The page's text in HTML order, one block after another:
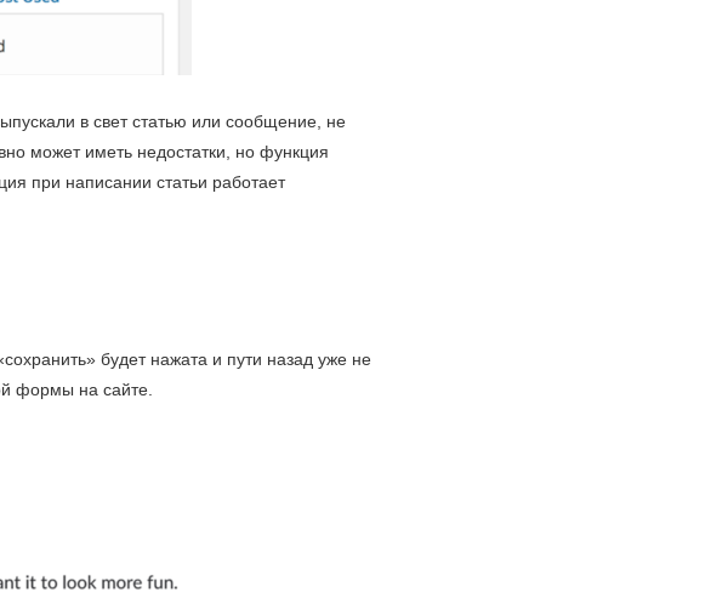
в свет статью или сообщение, не
может иметь недостатки, но функция
при написании статьи работает
будет нажата и пути назад уже не
формы на сайте.